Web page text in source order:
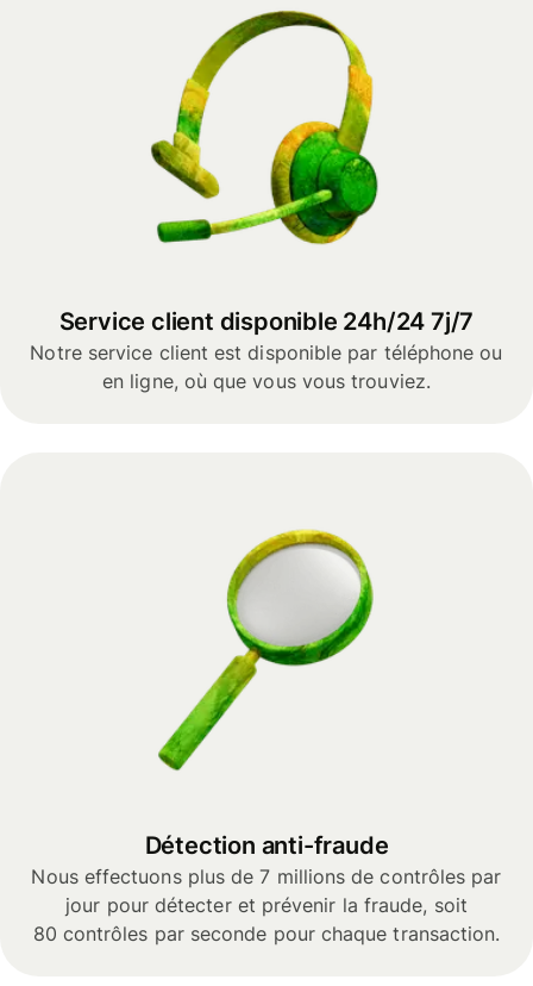
Service client disponible 24h/24 7j/7
Notre service client est disponible par téléphone ou
en ligne, où que vous vous trouviez.
Détection anti-fraude
Nous effectuons plus de 7 millions de contrôles par
jour pour détecter et prévenir la fraude, soit
80 contrôles par seconde pour chaque transaction.